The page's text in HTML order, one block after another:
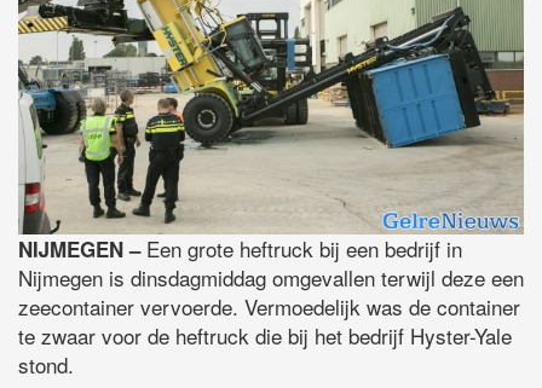
NIJMEGEN –Een grote heftruck bij een bedrijf in
Nijmegen is dinsdagmiddag omgevallen terwijl deze een
zeecontainer vervoerde. Vermoedelijk was de container
te zwaar voor de heftruck die bij het bedrijf Hyster-Yale
stond.